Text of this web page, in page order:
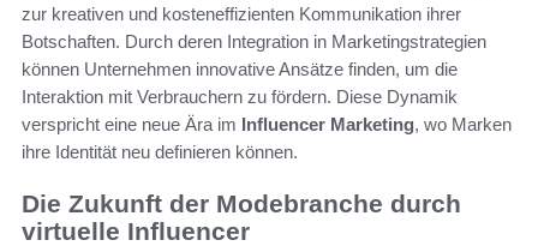
zur kreativen und kosteneffizienten Kommunikation ihrer
Botschaften. Durch deren Integration in Marketingstrategien
können Unternehmen innovative Ansätze finden, um die
Interaktion mit Verbrauchern zu fördern. Diese Dynamik
verspricht eine neue Ära im Influencer Marketing, wo Marken
ihre Identität neu definieren können.
Die Zukunft der Modebranche durch
virtuelle Influencer